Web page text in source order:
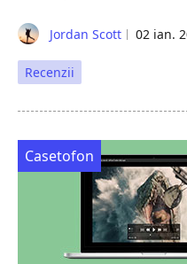
Jordan Scott 02 ian.
Recenzii
Casetofon